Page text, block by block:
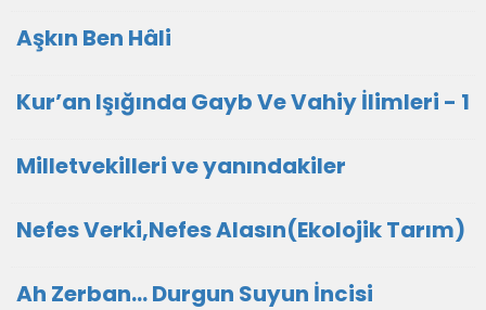
Aşkın Ben Hâli
Kur’an Işığında Gayb Ve Vahiy İlimleri - 1
Milletvekilleri ve yanındakiler
Nefes Verki,Nefes Alasın(Ekolojik Tarım)
Ah Zerban… Durgun Suyun İncisi